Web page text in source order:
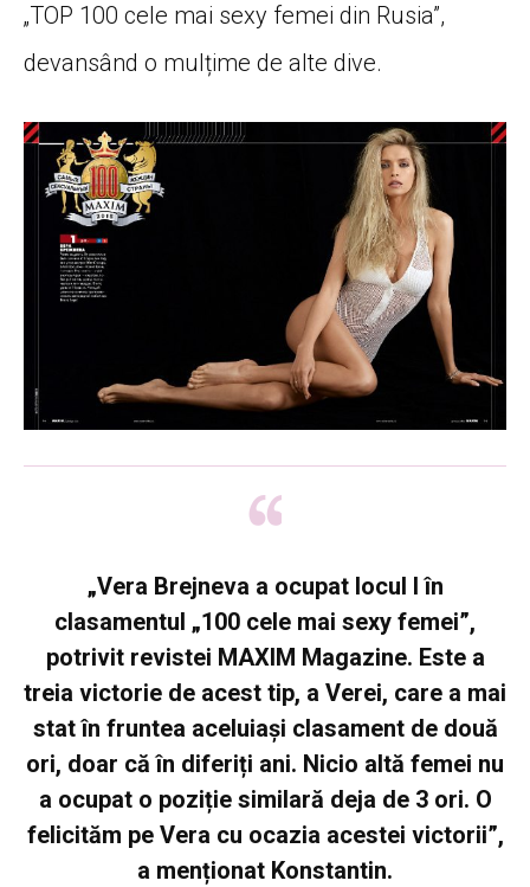
„TOP 100 cele mai sexy femei din Rusia”,
devansând o mulțime de alte dive.
„Vera Brejneva a ocupat locul I în
clasamentul „100 cele mai sexy femei”,
potrivit revistei MAXIM Magazine. Este a
treia victorie de acest tip, a Verei, care a mai
stat în fruntea aceluiași clasament de două
ori, doar că în diferiți ani. Nicio altă femei nu
a ocupat o poziție similară deja de 3 ori. O
felicităm pe Vera cu ocazia acestei victorii”,
a menționat Konstantin.